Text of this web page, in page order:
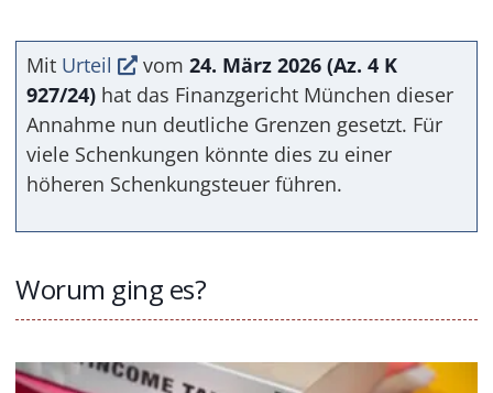
Mit Urteil vom 24. März 2026 (Az. 4 K
927/24)hat das Finanzgericht München dieser
Annahme nun deutliche Grenzen gesetzt. Für
viele Schenkungen könnte dies zu einer
höheren Schenkungsteuer führen.
Worum ging es?